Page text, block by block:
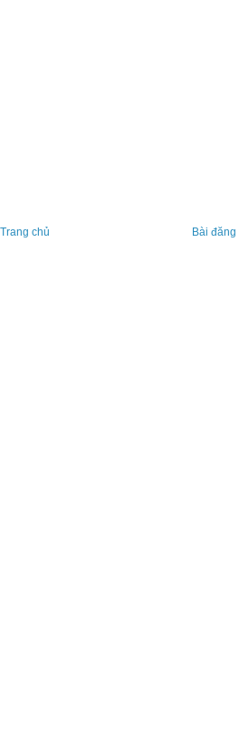
Bài
Trang chủ